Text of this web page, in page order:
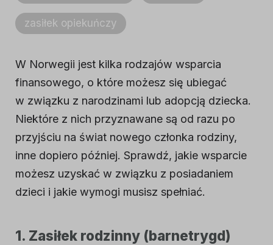
zasiłek opiekuńczy
W Norwegii jest kilka rodzajów wsparcia
finansowego, o które możesz się ubiegać
w związku z narodzinami lub adopcją dziecka.
Niektóre z nich przyznawane są od razu po
przyjściu na świat nowego członka rodziny,
inne dopiero później. Sprawdź, jakie wsparcie
możesz uzyskać w związku z posiadaniem
dzieci i jakie wymogi musisz spełniać.
1. Zasiłek rodzinny (barnetrygd)